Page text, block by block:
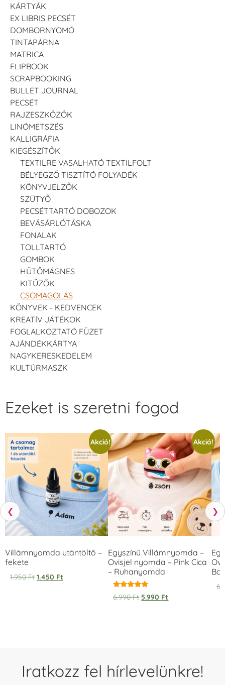
KÁRTYÁK
EX LIBRIS PECSÉT
DOMBORNYOMÓ
TINTAPÁRNA
MATRICA
FLIPBOOK
SCRAPBOOKING
BULLET JOURNAL
PECSÉT
RAJZESZKÖZÖK
LINÓMETSZÉS
KALLIGRÁFIA
KIEGÉSZÍTŐK
TEXTILRE VASALHATÓ TEXTILFOLT
BÉLYEGZŐ TISZTÍTÓ FOLYADÉK
KÖNYVJELZŐK
SZÜTYŐ
PECSÉTTARTÓ DOBOZOK
BEVÁSÁRLÓTÁSKA
FONALAK
TOLLTARTÓ
GOMBOK
HŰTŐMÁGNES
KITŰZŐK
CSOMAGOLÁS
KÖNYVEK - KEDVENCEK
KREATÍV JÁTÉKOK
FOGLALKOZTATÓ FÜZET
AJÁNDÉKKÁRTYA
NAGYKERESKEDELEM
KULTÚRMASZK
❮
Ezeket is szeretni fogod
Akció!
Villámnyomda utántöltő –
fekete
1.950Ft 1.450 Ft
Akció!
Egyszínű Villámnyomda –
Ovisjel nyomda – Pink Cica
– Ruhanyomda
Értékelés:
5.00
6.990Ft 5.990 Ft
❯
Iratkozz fel hírlevelünkre!